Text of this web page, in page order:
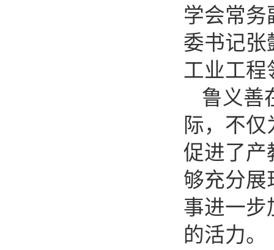
学会常务
委书记张
工业工程
鲁义善
际，不
促进了产
够充分展
事进一步
的活力。